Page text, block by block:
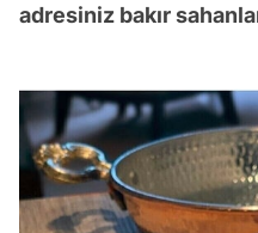
adresiniz bakır